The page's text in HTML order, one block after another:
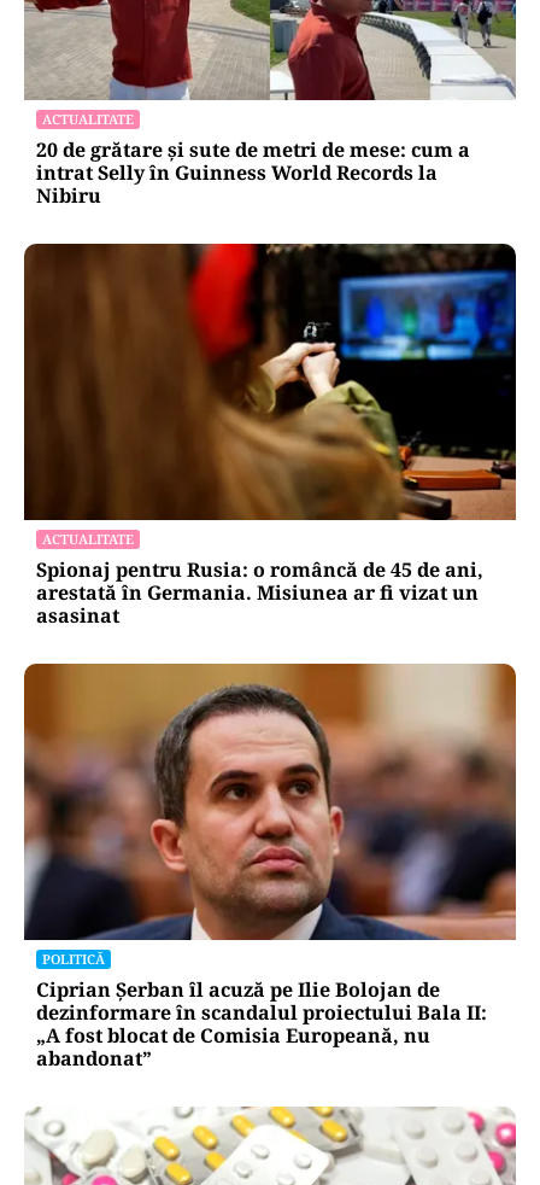
ACTUALITATE
20 de grătare și sute de metri de mese: cum a
intrat Selly în Guinness World Records la
Nibiru
ACTUALITATE
Spionaj pentru Rusia: o româncă de 45 de ani,
arestată în Germania. Misiunea ar fi vizat un
asasinat
POLITICĂ
Ciprian Șerban îl acuză pe Ilie Bolojan de
dezinformare în scandalul proiectului Bala II:
„A fost blocat de Comisia Europeană, nu
abandonat”